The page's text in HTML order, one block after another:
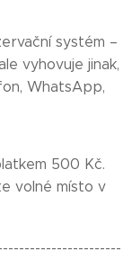
systém –
vyhovuje jinak,
WhatsApp,
500 Kč.
volné místo v